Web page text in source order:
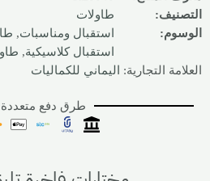
التصنيف:
طاولات
الوسوم:
استقبال ومناسبات,
استقبال كلاسيكية,
العلامة التجارية:
اليماني للكماليات
طرق دفع متعددة